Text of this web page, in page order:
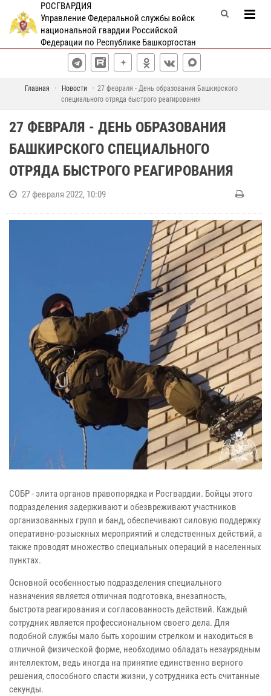
РОСГВАРДИЯ
Управление Федеральной службы войск
национальной гвардии Российской
Федерации по Республике Башкортостан
Главная Новости
27 февраля - День образования Башкирского
специального отряда быстрого реагирования
27 ФЕВРАЛЯ - ДЕНЬ ОБРАЗОВАНИЯ
БАШКИРСКОГО СПЕЦИАЛЬНОГО
ОТРЯДА БЫСТРОГО РЕАГИРОВАНИЯ
27 февраля 2022, 10:09
СОБР - элита органов правопорядка и Росгвардии. Бойцы этого
подразделения задерживают и обезвреживают участников
организованных групп и банд, обеспечивают силовую поддержку
оперативно-розыскных мероприятий и следственных действий, а
также проводят множество специальных операций в населенных
пунктах.
Основной особенностью подразделения специального
назначения является отличная подготовка, внезапность,
быстрота реагирования и согласованность действий. Каждый
сотрудник является профессиональном своего дела. Для
подобной службы мало быть хорошим стрелком и находиться в
отличной физической форме, необходимо обладать незаурядным
интеллектом, ведь иногда на принятие единственно верного
решения, способного спасти жизни, у сотрудника есть считанные
секунды.